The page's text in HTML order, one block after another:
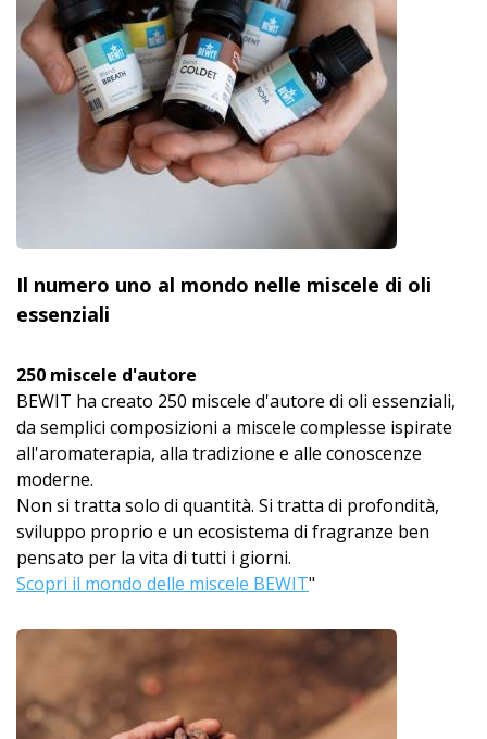
Il numero uno al mondo nelle miscele di oli
essenziali
250 miscele d'autore
BEWIT ha creato 250 miscele d'autore di oli essenziali,
da semplici composizioni a miscele complesse ispirate
all'aromaterapia, alla tradizione e alle conoscenze
moderne.
Non si tratta solo di quantità. Si tratta di profondità,
sviluppo proprio e un ecosistema di fragranze ben
pensato per la vita di tutti i giorni.
Scopri il mondo delle miscele BEWIT"